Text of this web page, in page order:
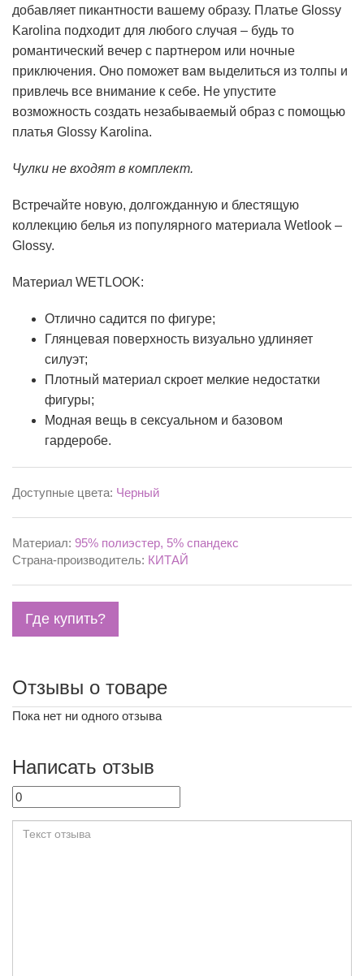
добавляет пикантности вашему образу. Платье Glossy
Karolina подходит для любого случая – будь то
романтический вечер с партнером или ночные
приключения. Оно поможет вам выделиться из толпы и
привлечь все внимание к себе. Не упустите
возможность создать незабываемый образ с помощью
платья Glossy Karolina.
Чулки не входят в комплект.
Встречайте новую, долгожданную и блестящую
коллекцию белья из популярного материала Wetlook –
Glossy.
Материал WETLOOK:
Отлично садится по фигуре;
Глянцевая поверхность визуально удлиняет
силуэт;
Плотный материал скроет мелкие недостатки
фигуры;
Модная вещь в сексуальном и базовом
гардеробе.
Доступные цвета: Черный
Материал: 95% полиэстер, 5% спандекс
Страна-производитель: КИТАЙ
Где купить?
Отзывы о товаре
Пока нет ни одного отзыва
Написать отзыв